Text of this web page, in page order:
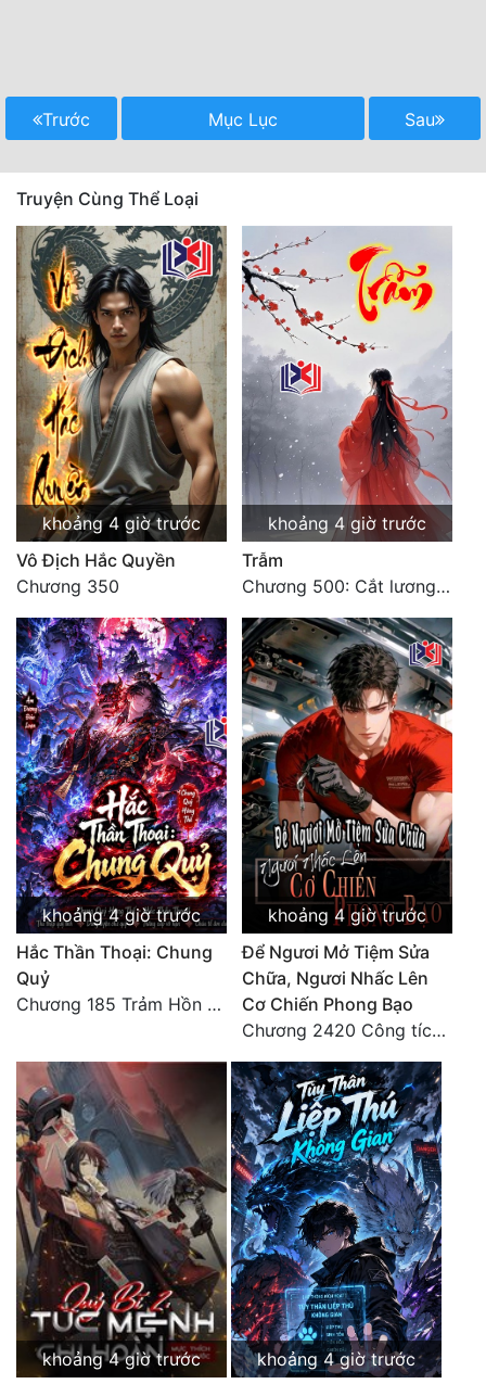
Trước Mục Lục Sau
Truyện Cùng Thể Loại
khoảng 4 giờ trước
Vô Địch Hắc Quyền
Chương 350
khoảng 4 giờ trước
Trẫm
Chương 500: Cắt lương thực là có thể thu hồi Macao (1)
khoảng 4 giờ trước
Hắc Thần Thoại: Chung
Quỷ
Chương 185 Trảm Hồn Đao Cơ Trương Ngưng Dao
khoảng 4 giờ trước
Để Ngươi Mở Tiệm Sửa
Chữa, Ngươi Nhấc Lên
Cơ Chiến Phong Bạo
Chương 2420 Công tích vĩ đại!! Cơ Tu Chi Thần?!
khoảng 4 giờ trước
khoảng 4 giờ trước